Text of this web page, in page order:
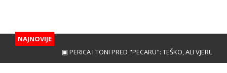
NAJNOVIJE
▣ PERICA I TONI PRED "PECARU": TEŠKO, ALI VJERUJEMO!